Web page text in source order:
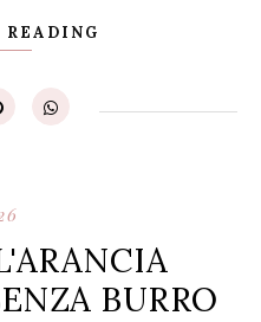
READING
BURRO